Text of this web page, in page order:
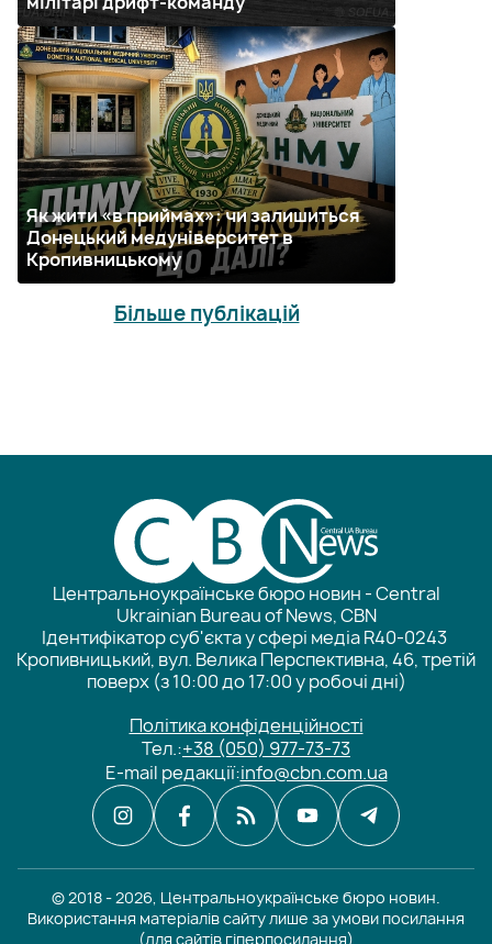
Як жити «в приймах»: чи залишиться
Донецький медуніверситет в
Кропивницькому
Більше публікацій
Центральноукраїнське бюро новин - Central
Ukrainian Bureau of News, CBN
Ідентифікатор суб'єкта у сфері медіа R40-0243
Кропивницький, вул. Велика Перспективна, 46, третій
поверх (з 10:00 до 17:00 у робочі дні)
Політика конфіденційності
Тел.:+38 (050) 977-73-73
E-mail редакції:info@cbn.com.ua
© 2018 - 2026, Центральноукраїнське бюро новин.
Використання матеріалів сайту лише за умови посилання
(для сайтів гіперпосилання)